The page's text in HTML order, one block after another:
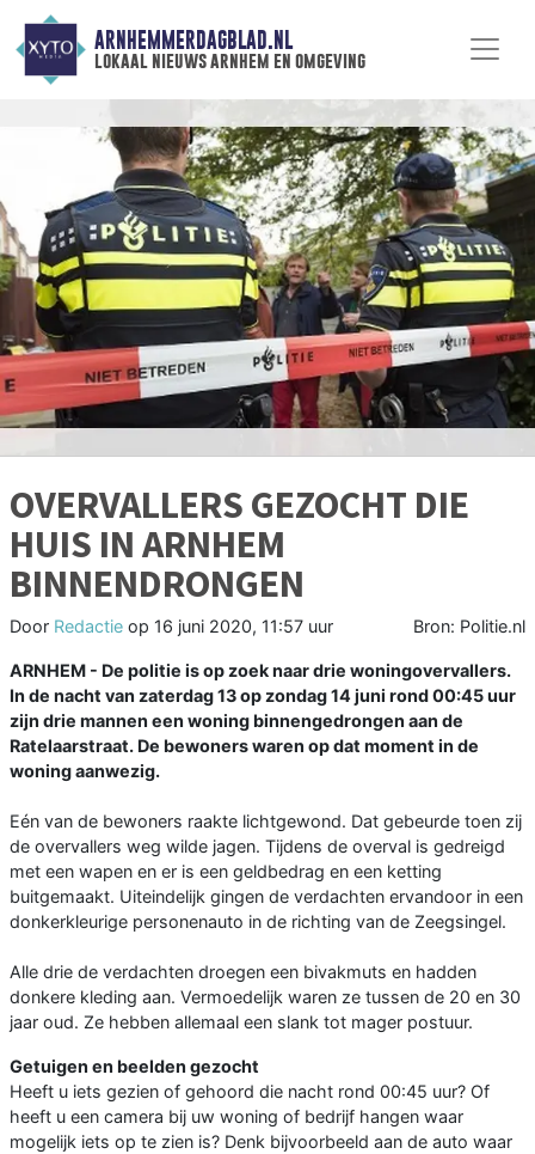
ARNHEMMERDAGBLAD.NL
lokaal nieuws arnhem en omgeving
OVERVALLERS GEZOCHT DIE
HUIS IN ARNHEM
BINNENDRONGEN
Door Redactie op 16 juni 2020, 11:57 uur Bron: Politie.nl
ARNHEM - De politie is op zoek naar drie woningovervallers.
In de nacht van zaterdag 13 op zondag 14 juni rond 00:45 uur
zijn drie mannen een woning binnengedrongen aan de
Ratelaarstraat. De bewoners waren op dat moment in de
woning aanwezig.
Eén van de bewoners raakte lichtgewond. Dat gebeurde toen zij
de overvallers weg wilde jagen. Tijdens de overval is gedreigd
met een wapen en er is een geldbedrag en een ketting
buitgemaakt. Uiteindelijk gingen de verdachten ervandoor in een
donkerkleurige personenauto in de richting van de Zeegsingel.
Alle drie de verdachten droegen een bivakmuts en hadden
donkere kleding aan. Vermoedelijk waren ze tussen de 20 en 30
jaar oud. Ze hebben allemaal een slank tot mager postuur.
Getuigen en beelden gezocht
Heeft u iets gezien of gehoord die nacht rond 00:45 uur? Of
heeft u een camera bij uw woning of bedrijf hangen waar
mogelijk iets op te zien is? Denk bijvoorbeeld aan de auto waar